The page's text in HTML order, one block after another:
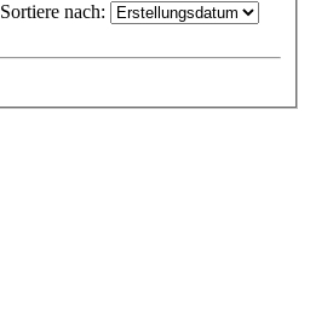
Sortiere nach: